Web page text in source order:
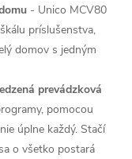
- Unico MCV80
príslušenstva,
domov s jedným
prevádzková
pomocou
úplne každý. Stačí
o všetko postará